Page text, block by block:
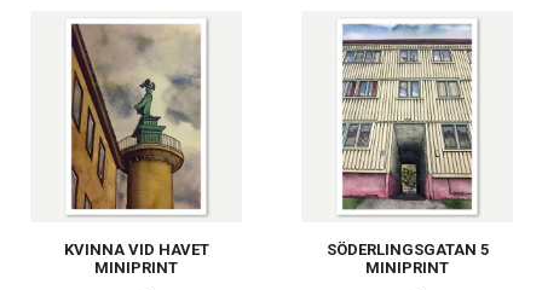
KVINNA VID HAVET
MINIPRINT
SÖDERLINGSGATAN 5
MINIPRINT